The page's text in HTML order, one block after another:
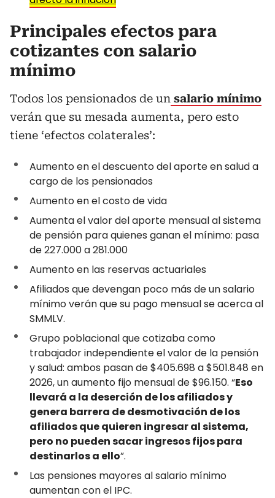
Principales efectos para
cotizantes con salario
mínimo
Todos los pensionados de un salario mínimo
verán que su mesada aumenta, pero esto
tiene ‘efectos colaterales’:
Aumento en el descuento del aporte en salud a
cargo de los pensionados
Aumento en el costo de vida
Aumenta el valor del aporte mensual al sistema
de pensión para quienes ganan el mínimo: pasa
de 227.000 a 281.000
Aumento en las reservas actuariales
Afiliados que devengan poco más de un salario
mínimo verán que su pago mensual se acerca al
SMMLV.
Grupo poblacional que cotizaba como
trabajador independiente el valor de la pensión
y salud: ambos pasan de $405.698 a $501.848 en
2026, un aumento fijo mensual de $96.150. “Eso
llevará a la deserción de los afiliados y
genera barrera de desmotivación de los
afiliados que quieren ingresar al sistema,
pero no pueden sacar ingresos fijos para
destinarlos a ello”.
Las pensiones mayores al salario mínimo
aumentan con el IPC.